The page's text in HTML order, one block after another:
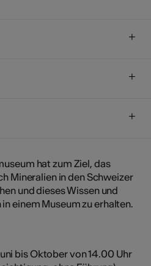
hat zum Ziel, das
Mineralien in den Schweizer
und dieses Wissen und
einem Museum zu erhalten.
bis Oktober von 14.00 Uhr